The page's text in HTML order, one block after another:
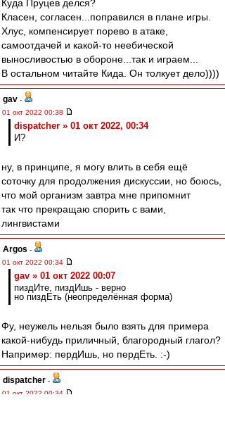
Куда Пруцев делся?
Класен, согласен...поправился в плане игры.
Хлус, компенсирует порево в атаке,
самоотдачей и какой-то неебической
выносливостью в обороне...так и играем...
В остальном читайте Кида. Он толкует дело))))
gav -
01 окт 2022 00:38
dispatcher » 01 окт 2022, 00:34
И?
ну, в принципе, я могу влить в себя ещё
соточку для продолжения дискуссии, но боюсь,
что мой организм завтра мне припомнит
так что прекращаю спорить с вами,
лингвистами
Argos -
01 окт 2022 00:34
gav » 01 окт 2022 00:07
пиздИте, пиздИшь - верно
но пиздЕть (неопределённая форма)
Фу, неужель нельзя было взять для примера
какой-нибудь приличный, благородный глагол?
Например: пердИшь, но пердЕть. :-)
dispatcher -
01 окт 2022 00:34